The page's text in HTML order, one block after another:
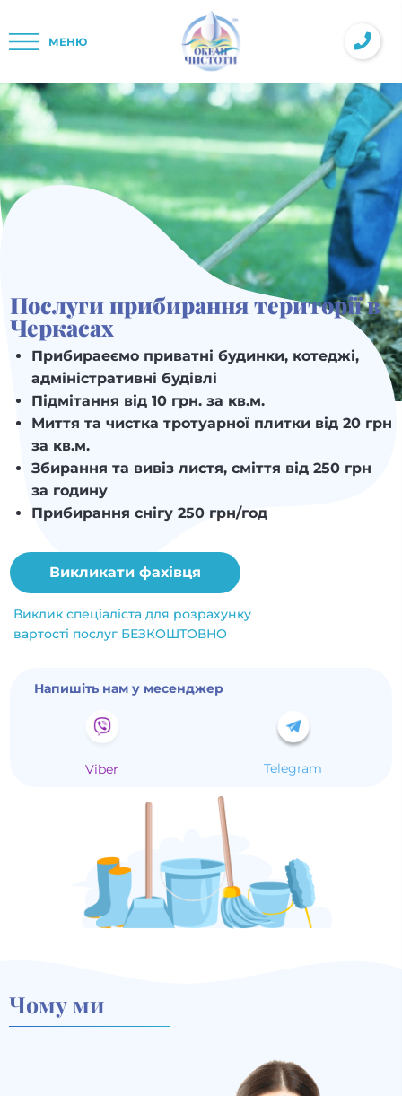
МЕНЮ
Послуги прибирання території в
Черкасах
Прибираеємо приватні будинки, котеджі,
адміністративні будівлі
Підмітання від 10 грн. за кв.м.
Миття та чистка тротуарної плитки від 20 грн
за кв.м.
Збирання та вивіз листя, сміття від 250 грн
за годину
Прибирання снігу 250 грн/год
Викликати фахівця
Виклик спеціаліста для розрахунку
вартості послуг БЕЗКОШТОВНО
Напишіть нам у месенджер
Viber Telegram
Чому ми